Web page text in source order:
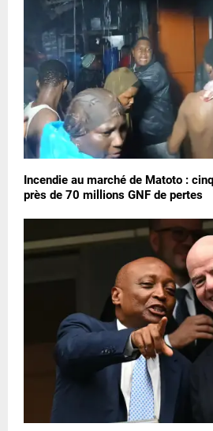
Incendie au marché de Matoto :
près de 70 millions GNF de pertes